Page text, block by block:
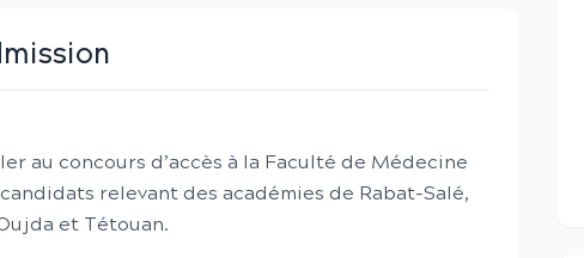
au concours d’accès à la Faculté de Médecine
relevant des académies de Rabat-Salé,
et Tétouan.